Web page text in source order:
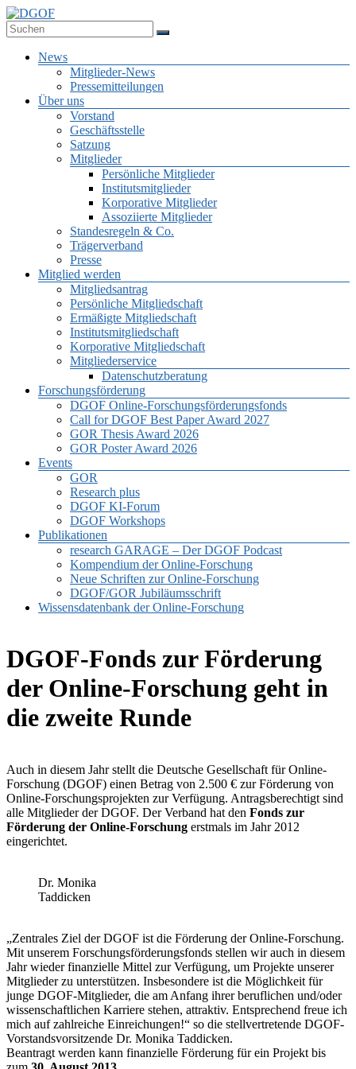
Zum
Inhalt
springen
Deutsche Gesellschaft für Online-Forschung e.V.
Menü
News
Mitglieder-News
Pressemitteilungen
Über uns
Vorstand
Geschäftsstelle
Satzung
Mitglieder
Persönliche Mitglieder
Institutsmitglieder
Korporative Mitglieder
Assoziierte Mitglieder
Standesregeln & Co.
Trägerverband
Presse
Mitglied werden
Mitgliedsantrag
Persönliche Mitgliedschaft
Ermäßigte Mitgliedschaft
Institutsmitgliedschaft
Korporative Mitgliedschaft
Mitgliederservice
Datenschutzberatung
Forschungsförderung
DGOF Online-Forschungsförderungsfonds
Call for DGOF Best Paper Award 2027
GOR Thesis Award 2026
GOR Poster Award 2026
Events
GOR
Research plus
DGOF KI-Forum
DGOF Workshops
Publikationen
research GARAGE – Der DGOF Podcast
Kompendium der Online-Forschung
Neue Schriften zur Online-Forschung
DGOF/GOR Jubiläumsschrift
Wissensdatenbank der Online-Forschung
DGOF-Fonds zur Förderung
der Online-Forschung geht in
die zweite Runde
Auch in diesem Jahr stellt die Deutsche Gesellschaft für Online-
Forschung (DGOF) einen Betrag von 2.500 € zur Förderung von
Online-Forschungsprojekten zur Verfügung. Antragsberechtigt sind
alle Mitglieder der DGOF. Der Verband hat den Fonds zur
Förderung der Online-Forschung erstmals im Jahr 2012
eingerichtet.
Dr. Monika
Taddicken
„Zentrales Ziel der DGOF ist die Förderung der Online-Forschung.
Mit unserem Forschungsförderungsfonds stellen wir auch in diesem
Jahr wieder finanzielle Mittel zur Verfügung, um Projekte unserer
Mitglieder zu unterstützen. Insbesondere ist die Möglichkeit für
junge DGOF-Mitglieder, die am Anfang ihrer beruflichen und/oder
wissenschaftlichen Karriere stehen, attraktiv. Entsprechend freue ich
mich auf zahlreiche Einreichungen!“ so die stellvertretende DGOF-
Vorstandsvorsitzende Dr. Monika Taddicken.
Beantragt werden kann finanzielle Förderung für ein Projekt bis